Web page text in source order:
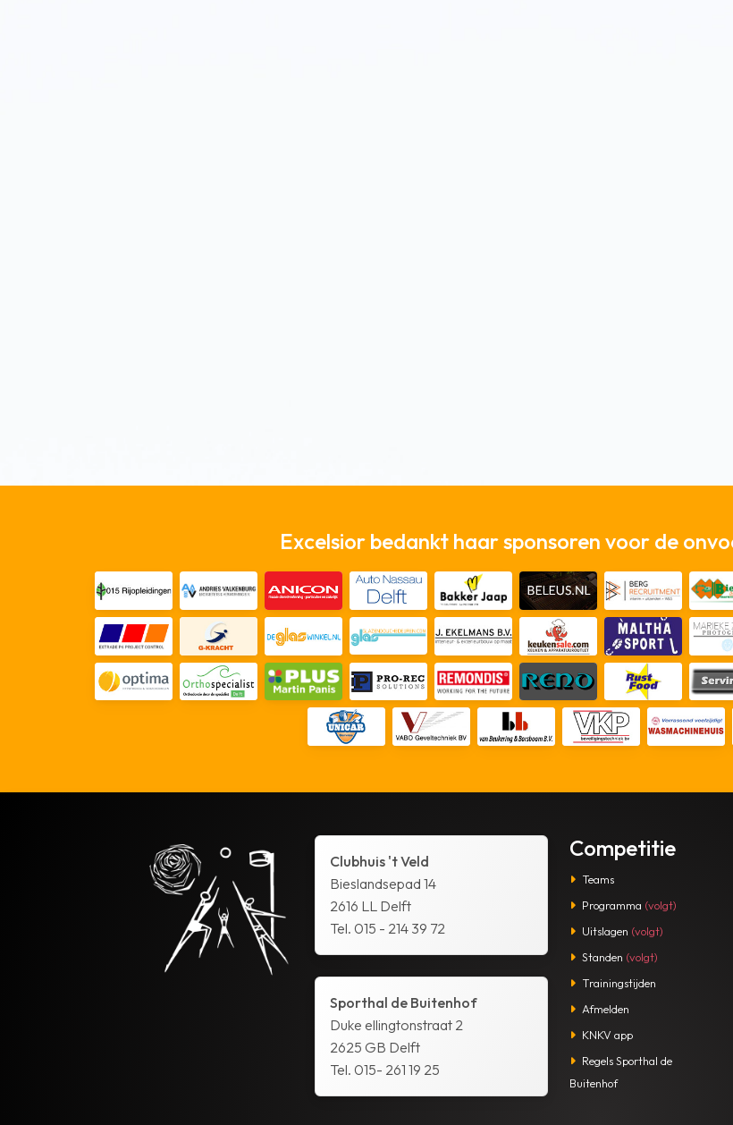
Excelsior bedankt haar sponsoren voor de
Clubhuis 't Veld
Bieslandsepad 14
2616 LL Delft
Tel. 015 - 214 39 72
Sporthal de Buitenhof
Duke ellingtonstraat 2
2625 GB Delft
Tel. 015- 261 19 25
Competitie
Teams
Programma (volgt)
Uitslagen (volgt)
Standen (volgt)
Trainingstijden
Afmelden
KNKV app
Regels Sporthal de
Buitenhof